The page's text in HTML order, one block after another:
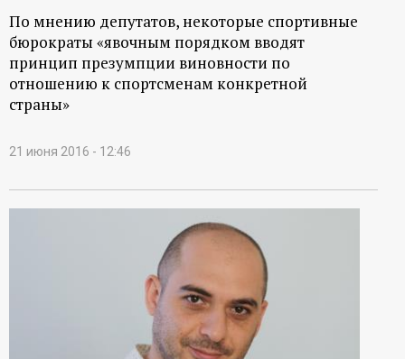
По мнению депутатов, некоторые спортивные
бюрократы «явочным порядком вводят
принцип презумпции виновности по
отношению к спортсменам конкретной
страны»
21 июня 2016 - 12:46